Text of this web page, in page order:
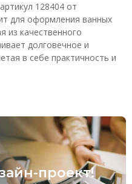
128404 от
для оформления ванных
из качественного
долговечное и
в себе практичность и
проект!